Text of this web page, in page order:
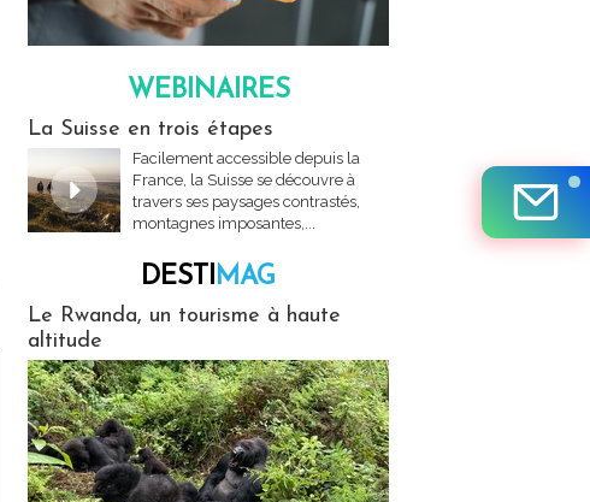
WEBINAIRES
La Suisse en trois étapes
Facilement accessible depuis la
France, la Suisse se découvre à
travers ses paysages contrastés,
montagnes imposantes,...
DESTIMAG
Le Rwanda, un tourisme à haute
altitude